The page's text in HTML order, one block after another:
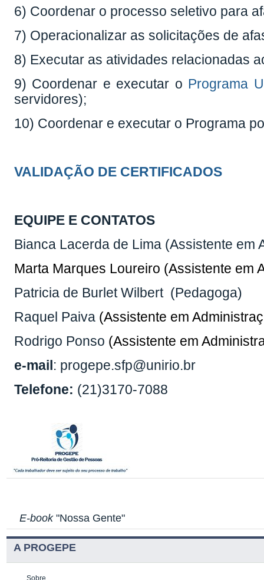
6) Coordenar o processo seletivo para
7) Operacionalizar as solicitações de
8) Executar as atividades relacionadas
9) Coordenar e executar o Programa
servidores);
10) Coordenar e executar o Programa
VALIDAÇÃO DE CERTIFICADOS
EQUIPE E CONTATOS
Bianca Lacerda de Lima (Assistente em
Marta Marques Loureiro (Assistente em
Patricia de Burlet Wilbert (Pedagoga)
Raquel Paiva (Assistente em
Rodrigo Ponso (Assistente em
e-mail : progepe.sfp@unirio.br
Telefone: (21)3170-7088
E-book"Nossa Gente"
A PROGEPE
Sobre